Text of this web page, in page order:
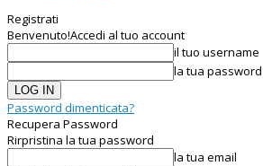
Registrati
Benvenuto!Accedi al tuo account
il tuo username
la tua password
Password dimenticata?
Recupera Password
Rirpristina la tua password
la tua email